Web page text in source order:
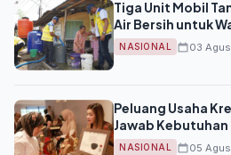
Tiga Unit Mobil
Air Bersih untuk
NASIONAL 03
Peluang Usaha
Jawab Kebutuhan
NASIONAL 05